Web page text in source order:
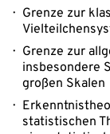
Grenze zur
Grenze zur
insbesondere
großen Skalen
statistischen